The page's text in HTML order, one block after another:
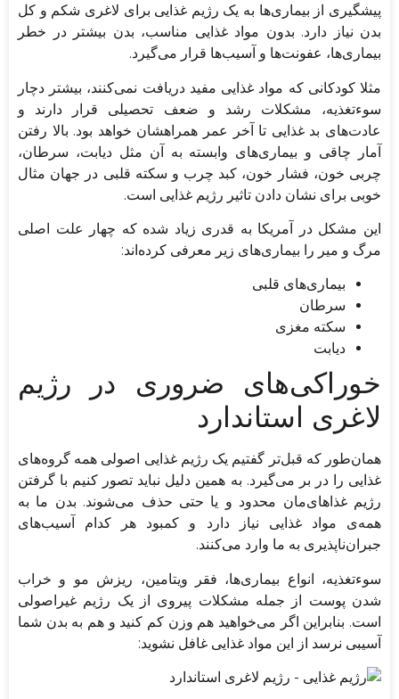
پیشگیری از بیماری‌ها به یک رژیم غذایی برای لاغری شکم و کل
بدن نیاز دارد. بدون مواد غذایی مناسب، بدن بیشتر در خطر
بیماری‌ها، عفونت‌ها و آسیب‌ها قرار می‌گیرد.
مثلا کودکانی که مواد غذایی مفید دریافت نمی‌کنند، بیشتر دچار
سوء‌تغذیه، مشکلات رشد و ضعف تحصیلی قرار دارند و
عادت‌های بد غذایی تا آخر عمر همراهشان خواهد بود. بالا رفتن
آمار چاقی و بیماری‌های وابسته به آن مثل دیابت، سرطان،
چربی خون، فشار خون، کبد چرب و سکته قلبی در جهان مثال
خوبی برای نشان دادن تاثیر رژیم غذایی است.
این مشکل در آمریکا به قدری زیاد شده که چهار علت اصلی
مرگ و میر را بیماری‌های زیر معرفی کرده‌اند:
بیماری‌های قلبی
سرطان
سکته مغزی
دیابت
خوراکی‌های ضروری در رژیم
لاغری استاندارد
همان‌طور که قبل‌تر گفتیم یک رژیم غذایی اصولی همه گروه‌های
غذایی را در بر می‌گیرد. به همین دلیل نباید تصور کنیم با گرفتن
رژیم غذاهای‌مان محدود و یا حتی حذف می‌شوند. بدن ما به
همه‌ی مواد غذایی نیاز دارد و کمبود هر کدام آسیب‌های
جبران‌ناپذیری به ما وارد می‌کنند.
سوء‌تغذیه، انواع بیماری‌ها، فقر ویتامین، ریزش مو و خراب
شدن پوست از جمله مشکلات پیروی از یک رژیم غیر‌اصولی
است. بنابراین اگر می‌خواهید هم وزن کم کنید و هم به بدن شما
آسیبی نرسد از این مواد غذایی غافل نشوید: